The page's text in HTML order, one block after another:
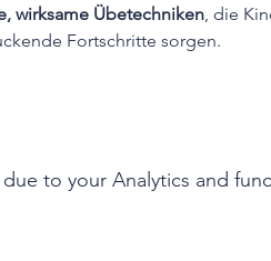
wirksame Übetechniken, die
Fortschritte sorgen.
to your Analytics and